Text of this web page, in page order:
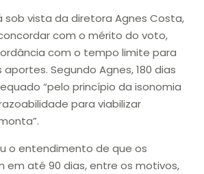
sob vista da diretora Agnes Costa,
com o mérito do voto,
com o tempo limite para
Segundo Agnes, 180 dias
“pelo princípio da isonomia
para viabilizar
o entendimento de que os
em até 90 dias, entre os motivos,